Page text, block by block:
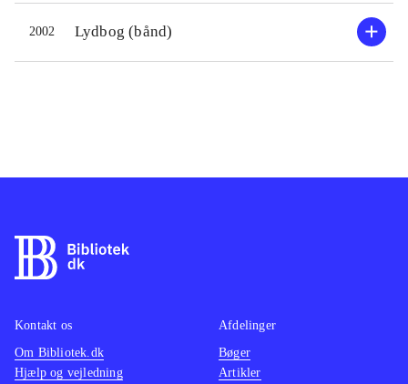
2002 Lydbog (bånd)
Kontakt os
Om Bibliotek.dk
Hjælp og vejledning
Afdelinger
Bøger
Artikler